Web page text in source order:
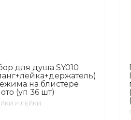
для душа SY010
на блистере
(уп 36 шт)
И ЛЕЙКИ